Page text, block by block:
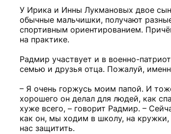
У Ирика и Инны Лукмановых двое
обычные мальчишки, получают
спортивным ориентированием.
на практике.
Радмир участвует и в военно-
семью и друзья отца. Пожалуй,
– Я очень горжусь моим папой. И
хорошего он делал для людей, как
хуже всего, – говорит Радмир. –
как он, мы ходим в школу, на
нас защитить.